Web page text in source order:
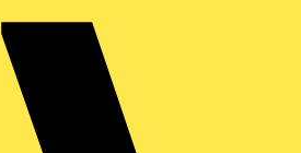
bestehend aus: Sentara
auf Hutschiene Kabelbaum,
Klemmen Kabellänge ausgelegt nach
(Reihenabstand) 125 mm zwischen
US-Modul und Klemmenblock
Klemmen 4 mm 2 , SV-Einspeisung 10